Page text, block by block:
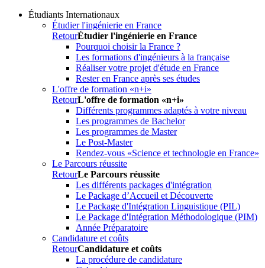
Étudiants Internationaux
Étudier l'ingénierie en France
RetourÉtudier l'ingénierie en France
Pourquoi choisir la France ?
Les formations d'ingénieurs à la française
Réaliser votre projet d'étude en France
Rester en France après ses études
L'offre de formation «n+i»
RetourL'offre de formation «n+i»
Différents programmes adaptés à votre niveau
Les programmes de Bachelor
Les programmes de Master
Le Post-Master
Rendez-vous «Science et technologie en France»
Le Parcours réussite
RetourLe Parcours réussite
Les différents packages d'intégration
Le Package d’Accueil et Découverte
Le Package d'Intégration Linguistique (PIL)
Le Package d'Intégration Méthodologique (PIM)
Année Préparatoire
Candidature et coûts
RetourCandidature et coûts
La procédure de candidature